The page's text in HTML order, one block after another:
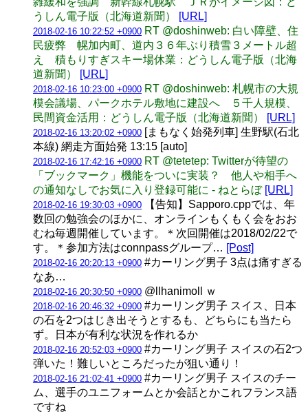
うしん電子版（北海道新聞）
[URL]
2018-02-16 10:22:52 +0900 RT @doshinweb: 白い障壁、住
民疲弊 幌加内町、道内３６年ぶり積雪３メートル超
え 積もりすぎスキー場休業：どうしん電子版（北海
道新聞）
[URL]
2018-02-16 10:23:00 +0900 RT @doshinweb: 札幌市の大規
模会議場、パークホテル敷地に建設へ ５千人規模、
民間資金活用：どうしん電子版（北海道新聞）
[URL]
2018-02-16 13:20:02 +0900 [まもなく始発列車] 生野駅(石北
本線) 網走方面始発 13:15 [auto]
2018-02-16 17:42:16 +0900 RT @tetetep: Twitterが待望の
「ブックマーク」機能をついに実装？ 他人や相手へ
の通知なしでお気に入り登録可能に - ねとらぼ [URL]
2018-02-16 19:30:03 +0900 【告知】Sapporo.cppでは、年
数回の勉強会のほかに、オンラインもくもく会をおお
むね毎週開催しています。＊次回開催は2018/02/22で
す。＊参加方法はconnpassグループ… [Post]
2018-02-16 20:20:13 +0900 #カーリング男子 3点は痛すぎる
なあ…
2018-02-16 20:30:50 +0900 @llhanimoll ｗ
2018-02-16 20:46:32 +0900 #カーリング男子 スイス、日本
の石を2つはじき出そうとするも、どちらにも当たら
ず。日本が有利な状況を作れるか
2018-02-16 20:52:03 +0900 #カーリング男子 スイスの石2つ
弾いた！難しいところだったが狙い通り！
2018-02-16 21:02:41 +0900 #カーリング男子 スイスのチー
ム、選手のユニフォームとか会話とかこれフランス語
ですね